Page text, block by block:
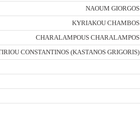
NAOUM GIORGOS
KYRIAKOU CHAMBOS
CHARALAMPOUS CHARALAMPOS
CONSTANTINOS (KASTANOS GRIGORIS)